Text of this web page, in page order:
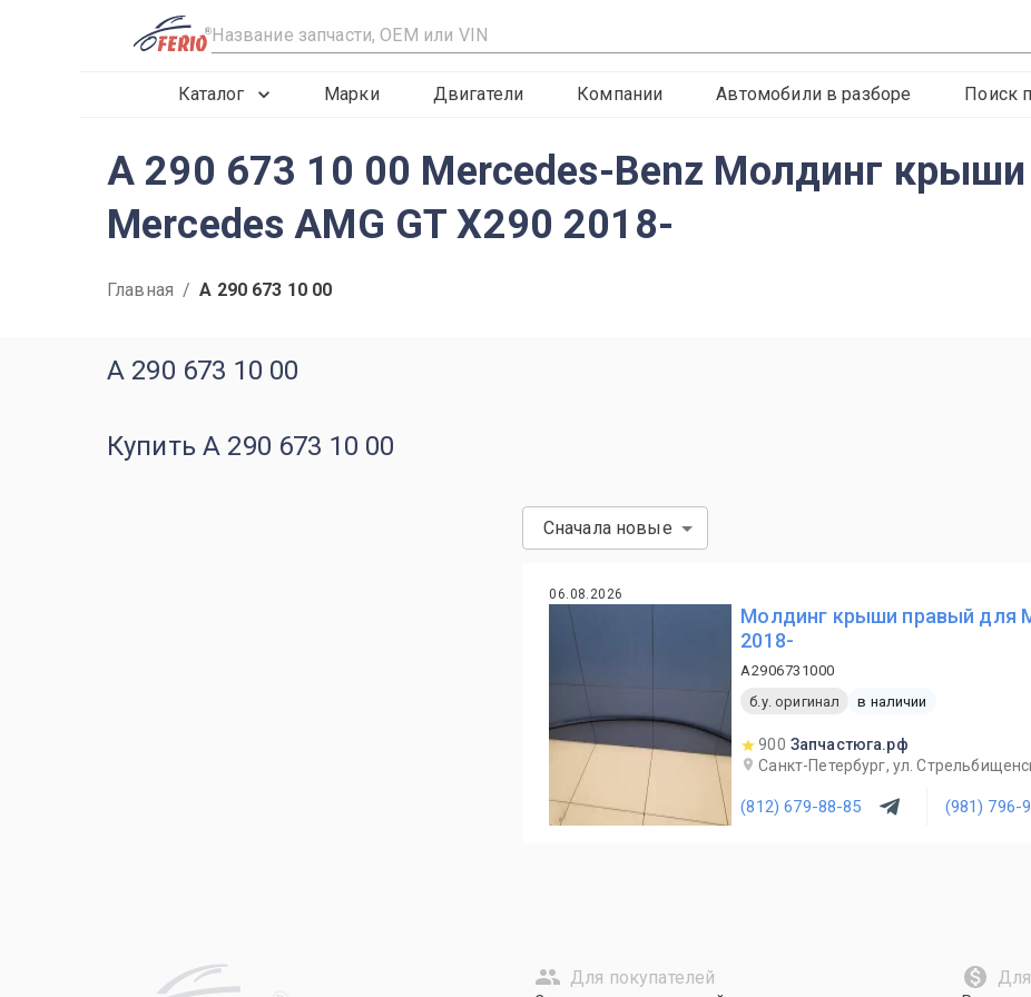
R
Каталог Марки Двигатели Компании Автомобили в разборе Поиск
A 290 673 10 00 Mercedes-Benz Молдинг
Mercedes AMG GT X290 2018-
Главная / A 290 673 10 00
A 290 673 10 00
Купить A 290 673 10 00
Сначала новые
06.08.2026
Молдинг крыши правый для
2018-
A2906731000
б.у. оригинал
в наличии
900 Запчастюга.рф
Санкт-Петербург, ул.
(812) 679-88-85 (981) 796-
Для покупателей